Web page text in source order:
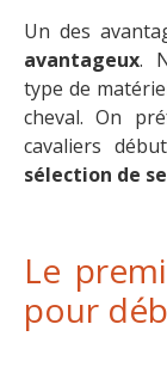
Un des
avantageux.
type de
cheval. On
cavaliers
sélection de
Le
pour